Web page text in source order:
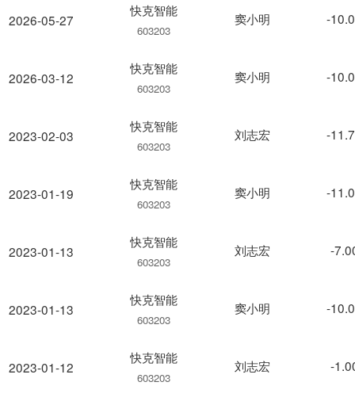
2026-05-27
2026-03-12
2023-02-03
2023-01-19
2023-01-13
2023-01-13
2023-01-12
快克智能
603203
窦小明 -
快克智能
603203
窦小明 -
快克智能
603203
刘志宏 -
快克智能
603203
窦小明 -
快克智能
603203
刘志宏 -
快克智能
603203
窦小明 -
快克智能
603203
刘志宏 -